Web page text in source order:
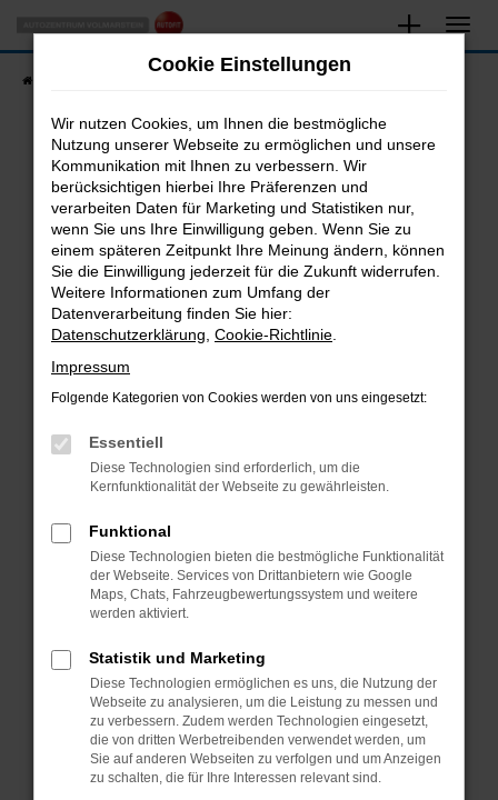
Zum
Hauptinhalt
springen
Fahrzeugsuche
Fehler: Network Error
Beim Laden ist ein Fehler aufgetreten.
Hier sind ein paar Tipps, die dir helfen können:
Überprüfe deine Firewall und deine
Internetverbindung.
Laden andere Webseiten, zum Beispiel deine
Suchmaschine?
Prüfe deine Browsererweiterungen.
können das Laden bestimmter Seiten
verhindern. Funktioniert die Seite in einem
anderen Browser oder in einem privaten
Starte dein Gerät neu.
Das kann manchmal helfen, vorübergehende
Probleme zu beheben.
Betriebssystem auf dem neuesten Stand
sind.
Veraltete Software birgt nicht nur ein
Sicherheitsrisiko, sondern kann auch dazu
führen, dass bestimmte Funktionen nicht mehr
unterstützt werden.
Cookie Einstellungen
Wir nutzen Cookies, um Ihnen die bestmögliche
Nutzung unserer Webseite zu ermöglichen und unsere
Kommunikation mit Ihnen zu verbessern. Wir
berücksichtigen hierbei Ihre Präferenzen und
verarbeiten Daten für Marketing und Statistiken nur,
wenn Sie uns Ihre Einwilligung geben. Wenn Sie zu
einem späteren Zeitpunkt Ihre Meinung ändern, können
Sie die Einwilligung jederzeit für die Zukunft widerrufen.
Weitere Informationen zum Umfang der
Datenverarbeitung finden Sie hier:
Datenschutzerklärung Cookie-Richtlinie
Impressum
Folgende Kategorien von Cookies werden von uns eingesetzt:
Essentiell
Diese Technologien sind erforderlich, um die
Kernfunktionalität der Webseite zu gewährleisten.
Funktional
Diese Technologien bieten die bestmögliche Funktionalität
der Webseite. Services von Drittanbietern wie Google
Maps, Chats, Fahrzeugbewertungssystem und weitere
werden aktiviert.
Statistik und Marketing
Diese Technologien ermöglichen es uns, die Nutzung der
Webseite zu analysieren, um die Leistung zu messen und
zu verbessern. Zudem werden Technologien eingesetzt,
die von dritten Werbetreibenden verwendet werden, um
Sie auf anderen Webseiten zu verfolgen und um Anzeigen
zu schalten, die für Ihre Interessen relevant sind.